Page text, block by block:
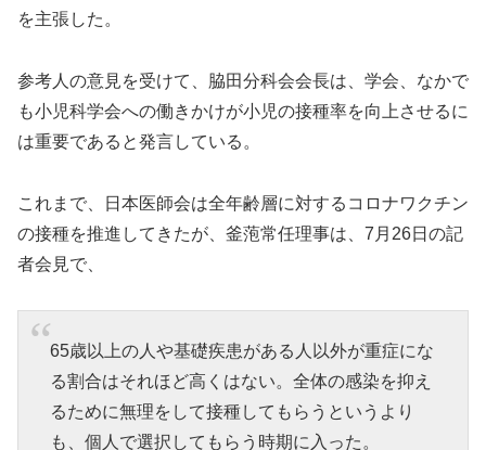
を主張した。
参考人の意見を受けて、脇田分科会会長は、学会、なかで
も小児科学会への働きかけが小児の接種率を向上させるに
は重要であると発言している。
これまで、日本医師会は全年齢層に対するコロナワクチン
の接種を推進してきたが、釜萢常任理事は、7月26日の記
者会見で、
65歳以上の人や基礎疾患がある人以外が重症にな
る割合はそれほど高くはない。全体の感染を抑え
るために無理をして接種してもらうというより
も、個人で選択してもらう時期に入った。